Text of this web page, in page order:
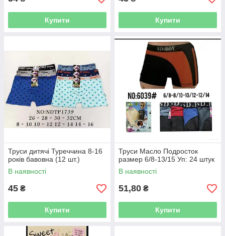
Купити Купити
Труси дитячі Туреччина 8-16
років бавовна (12 шт.)
В наявності
45 ₴
Купити
Труси Масло Подросток
размер 6/8-13/15 Уп: 24 штук
В наявності
51,80 ₴
Купити